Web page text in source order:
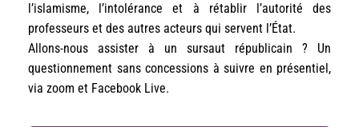
l’islamisme, l’intolérance et à rétablir l’autorité des
professeurs et des autres acteurs qui servent l’État.
Allons-nous assister à un sursaut républicain ? Un
questionnement sans concessions à suivre en présentiel,
via zoom et Facebook Live.